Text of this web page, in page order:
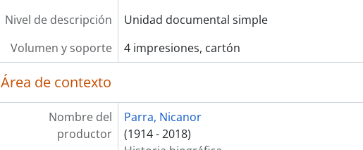
Nivel de descripción
Unidad documental simple
Volumen y soporte
4 impresiones, cartón
Área de contexto
Nombre del
productor
Parra, Nicanor
(1914 - 2018)